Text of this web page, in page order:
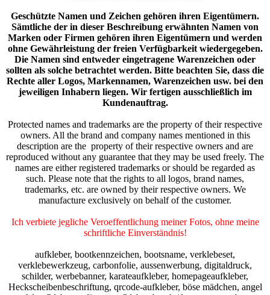
Geschützte Namen und Zeichen gehören ihren Eigentümern.
Sämtliche der in dieser Beschreibung erwähnten Namen von
Marken oder Firmen gehören ihren Eigentümern und werden
ohne Gewährleistung der freien Verfügbarkeit wiedergegeben.
Die Namen sind entweder eingetragene Warenzeichen oder
sollten als solche betrachtet werden. Bitte beachten Sie, dass die
Rechte aller Logos, Markennamen, Warenzeichen usw. bei den
jeweiligen Inhabern liegen. Wir fertigen ausschließlich im
Kundenauftrag.
Protected names and trademarks are the property of their respective
owners. All the brand and company names mentioned in this
description are the property of their respective owners and are
reproduced without any guarantee that they may be used freely. The
names are either registered trademarks or should be regarded as
such. Please note that the rights to all logos, brand names,
trademarks, etc. are owned by their respective owners. We
manufacture exclusively on behalf of the customer.
Ich verbiete jegliche Veroeffentlichung meiner Fotos, ohne meine
schriftliche Einverständnis!
aufkleber, bootkennzeichen, bootsname, verklebeset,
verklebewerkzeug, carbonfolie, aussenwerbung, digitaldruck,
schilder, werbebanner, karateaufkleber, homepageaufkleber,
Heckscheibenbeschriftung, qrcode-aufkleber, böse mädchen, angel